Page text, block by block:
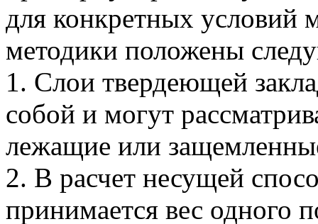
для конкретных условий
методики положены
1. Слои твердеющей
собой и могут
лежащие или
2. В расчет несущей
принимается вес одного